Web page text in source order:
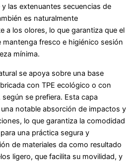
las extenuantes secuencias de
es naturalmente
a los olores, lo que garantiza que el
mantenga fresco e higiénico sesión
mínima.
se apoya sobre una base
con TPE ecológico o con
se prefiera. Esta capa
notable absorción de impactos y
lo que garantiza la comodidad
una práctica segura y
de materiales da como resultado
ligero, que facilita su movilidad, y